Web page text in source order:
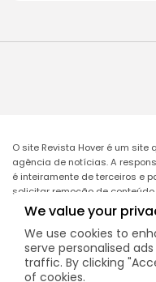
We value your
We use cookies to
serve personalised
traffic. By clicking
of cookies.
O site Revista Hover é um site
agência de notícias. A
é inteiramente de terceiros e
solicitar remoção de
o link da matéria a ser
remocao@mcomglobal.com